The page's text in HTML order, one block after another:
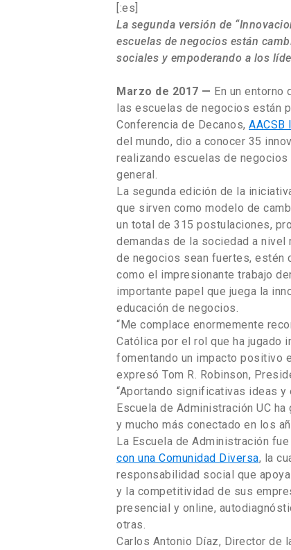
[:es]
La segunda versión de
escuelas de negocios están
sociales y empoderando a los
Marzo de 2017 — En un entorno
las escuelas de negocios están
Conferencia de Decanos, AACSB
del mundo, dio a conocer 35
realizando escuelas de
general.
La segunda edición de la
que sirven como modelo de
un total de 315 postulaciones,
demandas de la sociedad a
de negocios sean fuertes, estén
como el impresionante trabajo
importante papel que juega la
educación de negocios.
“Me complace enormemente
Católica por el rol que ha jugado
fomentando un impacto positivo
expresó Tom R. Robinson,
“Aportando significativas ideas
Escuela de Administración UC
y mucho más conectado en los
La Escuela de Administración
con una Comunidad Diversa, la
responsabilidad social que
y la competitividad de sus
presencial y online,
otras.
Carlos Antonio Díaz, Director de